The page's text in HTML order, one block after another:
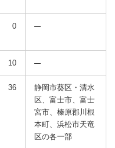
0
10
36
静岡市葵区・清水
区、富士市、富士
宮市、 榛原郡川根
本町、浜松市天竜
区の各一部